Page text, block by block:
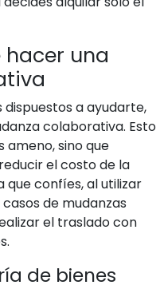
una
dispuestos a ayudarte,
colaborativa. Esto
ameno, sino que
el costo de la
que confíes, al utilizar
de mudanzas
el traslado con
de bienes